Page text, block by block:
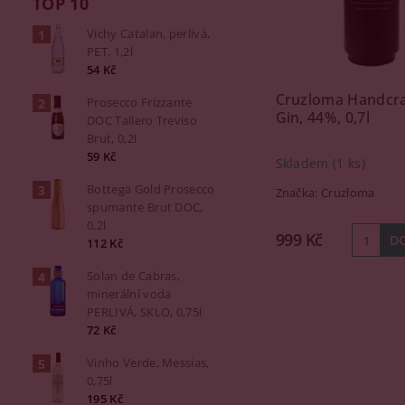
Vichy Catalan, perlivá,
PET, 1,2l
54 Kč
Prosecco Frizzante
DOC Tallero Treviso
Brut, 0,2l
59 Kč
Bottega Gold Prosecco
spumante Brut DOC,
0,2l
112 Kč
Solan de Cabras,
minerální voda
PERLIVÁ, SKLO, 0,75l
72 Kč
Vinho Verde, Messias,
0,75l
195 Kč
Cruzloma
Gin, 44%, 0,7l
Skladem (1 ks)
Značka: Cruzloma
999 Kč